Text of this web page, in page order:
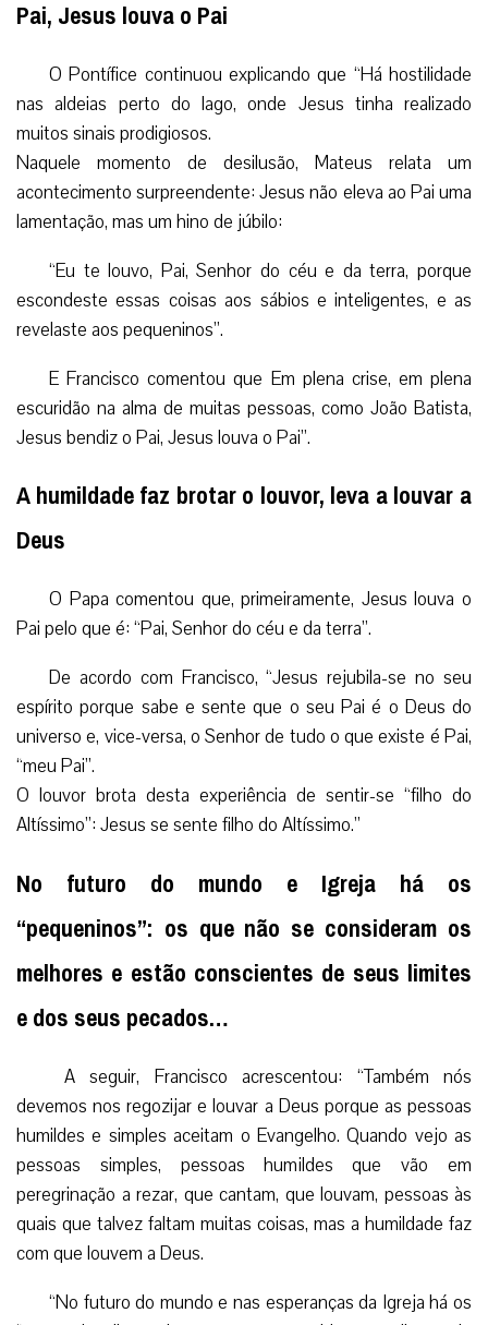
Pai, Jesus louva o Pai
O Pontífice continuou explicando que “Há hostilidade
nas aldeias perto do lago, onde Jesus tinha realizado
muitos sinais prodigiosos.
Naquele momento de desilusão, Mateus relata um
acontecimento surpreendente: Jesus não eleva ao Pai uma
lamentação, mas um hino de júbilo:
“Eu te louvo, Pai, Senhor do céu e da terra, porque
escondeste essas coisas aos sábios e inteligentes, e as
revelaste aos pequeninos”.
E Francisco comentou que Em plena crise, em plena
escuridão na alma de muitas pessoas, como João Batista,
Jesus bendiz o Pai, Jesus louva o Pai”.
A humildade faz brotar o louvor, leva a louvar a
Deus
O Papa comentou que, primeiramente, Jesus louva o
Pai pelo que é: “Pai, Senhor do céu e da terra”.
De acordo com Francisco, “Jesus rejubila-se no seu
espírito porque sabe e sente que o seu Pai é o Deus do
universo e, vice-versa, o Senhor de tudo o que existe é Pai,
“meu Pai”.
O louvor brota desta experiência de sentir-se “filho do
Altíssimo”: Jesus se sente filho do Altíssimo.”
No futuro do mundo e Igreja há os
“pequeninos”: os que não se consideram os
melhores e estão conscientes de seus limites
e dos seus pecados…
A seguir, Francisco acrescentou: “Também nós
devemos nos regozijar e louvar a Deus porque as pessoas
humildes e simples aceitam o Evangelho. Quando vejo as
pessoas simples, pessoas humildes que vão em
peregrinação a rezar, que cantam, que louvam, pessoas às
quais que talvez faltam muitas coisas, mas a humildade faz
com que louvem a Deus.
“No futuro do mundo e nas esperanças da Igreja há os